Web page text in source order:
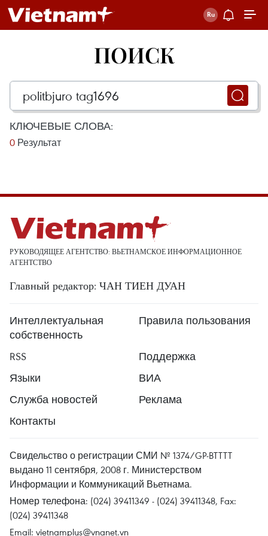
ПОИСК
КЛЮЧЕВЫЕ СЛОВА:
0 Результат
РУКОВОДЯЩЕЕ АГЕНТСТВО: ВЬЕТНАМСКОЕ ИНФОРМАЦИОННОЕ
АГЕНТСТВО
Главный редактор: ЧАН ТИЕН ДУАН
Интеллектуальная
собственность
Правила пользования
RSS
Поддержка
Языки
ВИА
Служба новостей
Реклама
Контакты
Свидельство о регистрации СМИ № 1374/GP-BTTTT
выдано 11 сентября, 2008 г. Министерством
Информации и Коммуникаций Вьетнама.
Номер телефона: (024) 39411349 - (024) 39411348, Fax:
(024) 39411348
Email: vietnamplus@vnanet.vn